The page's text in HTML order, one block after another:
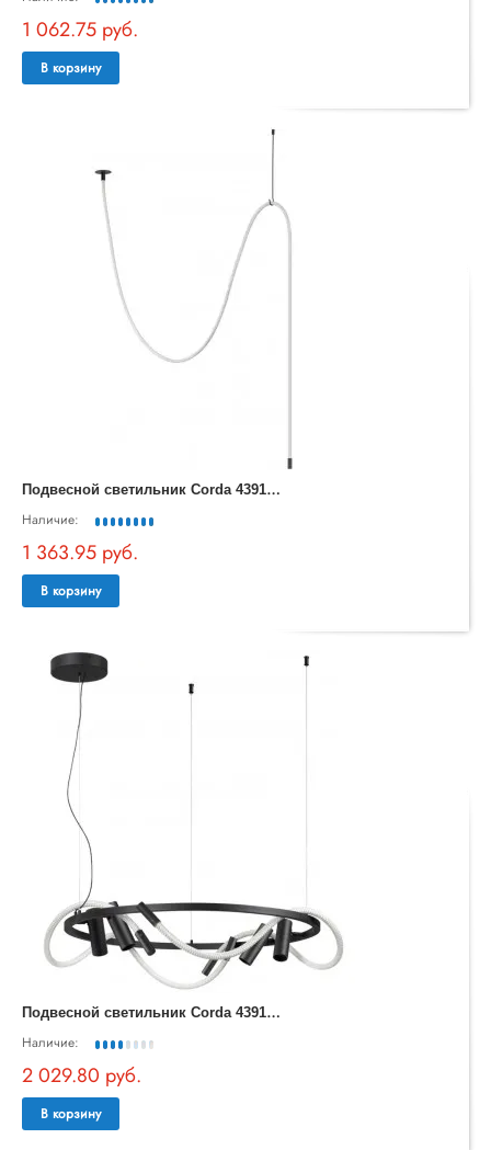
1 062.75 руб.
В корзину
П
одвесной светильник Corda 4391/40CL
Наличие:
1 363.95 руб.
В корзину
П
одвесной светильник Corda 4391/55L
Наличие:
2 029.80 руб.
В корзину